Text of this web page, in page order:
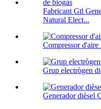
Fabricant Gtl
Natural Elect...
Compressor
Grup electrògen
Generador dièsel